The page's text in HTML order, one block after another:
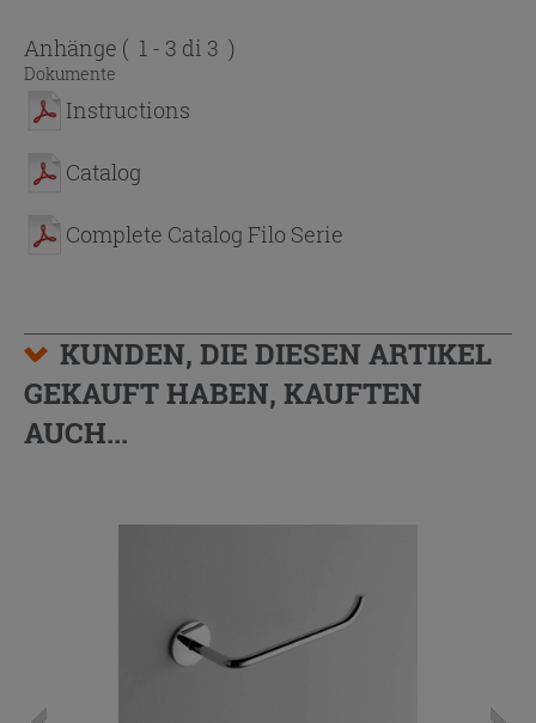
Anhänge ( 1 - 3 di 3 )
Dokumente
Instructions
Catalog
Complete Catalog Filo Serie
KUNDEN, DIE DIESEN ARTIKEL
GEKAUFT HABEN, KAUFTEN
AUCH...